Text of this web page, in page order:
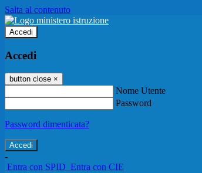
Salta al contenuto
Accedi
Accedi
button close ×
Nome Utente
Password
Password dimenticata?
-
Entra con SPID Entra con CIE